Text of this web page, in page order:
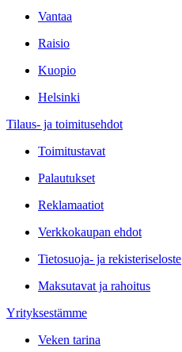
Vantaa
Raisio
Kuopio
Helsinki
Tilaus- ja toimitusehdot
Toimitustavat
Palautukset
Reklamaatiot
Verkkokaupan ehdot
Tietosuoja- ja rekisteriseloste
Maksutavat ja rahoitus
Yrityksestämme
Veken tarina